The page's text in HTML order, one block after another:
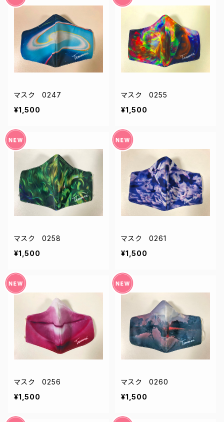
マスク 0247
¥1,500
マスク 0255
¥1,500
マスク 0258
¥1,500
マスク 0261
¥1,500
マスク 0256
¥1,500
マスク 0260
¥1,500